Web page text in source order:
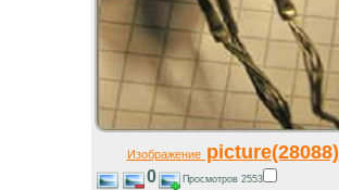
Изображениеpicture(28088)
0 Просмотров 2553